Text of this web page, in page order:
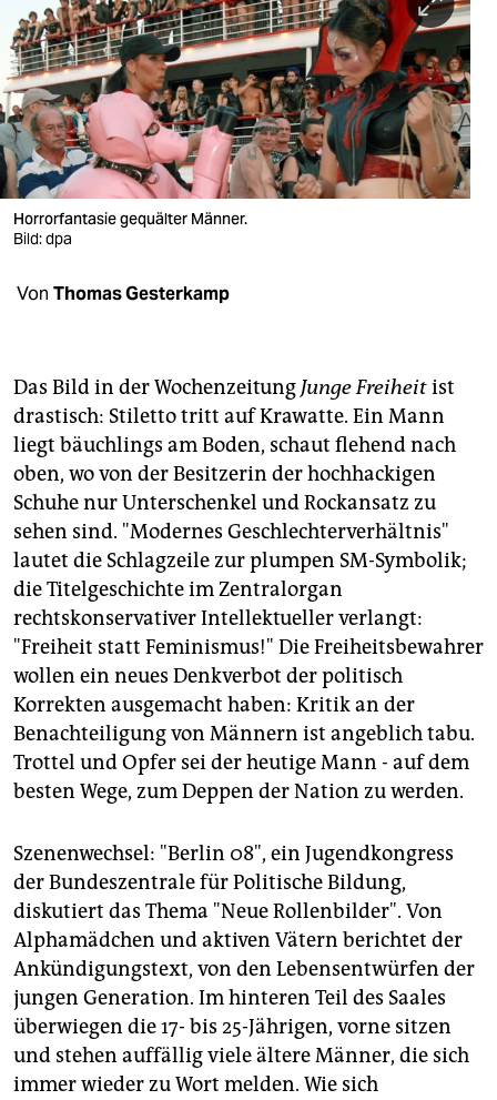
berlin
nord
wahrheit
verlag
verlag
shop
unterstützen
abo
genossenschaft
epaper login
Horrorfantasie gequälter Männer.
Bild: dpa
Von Thomas Gesterkamp
Das Bild in der Wochenzeitung Junge Freiheitist
drastisch: Stiletto tritt auf Krawatte. Ein Mann
liegt bäuchlings am Boden, schaut flehend nach
oben, wo von der Besitzerin der hochhackigen
Schuhe nur Unterschenkel und Rockansatz zu
sehen sind. "Modernes Geschlechterverhältnis"
lautet die Schlagzeile zur plumpen SM-Symbolik;
die Titelgeschichte im Zentralorgan
rechtskonservativer Intellektueller verlangt:
"Freiheit statt Feminismus!" Die Freiheitsbewahrer
wollen ein neues Denkverbot der politisch
Korrekten ausgemacht haben: Kritik an der
Benachteiligung von Männern ist angeblich tabu.
Trottel und Opfer sei der heutige Mann - auf dem
besten Wege, zum Deppen der Nation zu werden.
Szenenwechsel: "Berlin 08", ein Jugendkongress
der Bundeszentrale für Politische Bildung,
diskutiert das Thema "Neue Rollenbilder". Von
Alphamädchen und aktiven Vätern berichtet der
Ankündigungstext, von den Lebensentwürfen der
jungen Generation. Im hinteren Teil des Saales
überwiegen die 17- bis 25-Jährigen, vorne sitzen
und stehen auffällig viele ältere Männer, die sich
immer wieder zu Wort melden. Wie sich